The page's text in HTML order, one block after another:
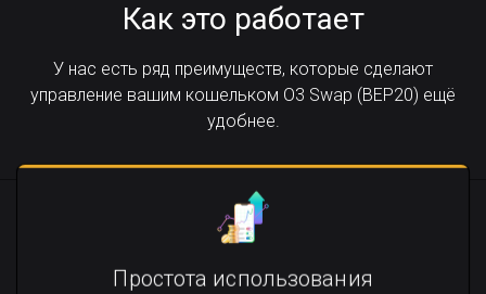
Как это работает
У нас есть ряд преимуществ, которые сделают
управление вашим кошельком O3 Swap (BEP20) ещё
удобнее.
Простота использования